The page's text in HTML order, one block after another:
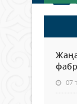
07